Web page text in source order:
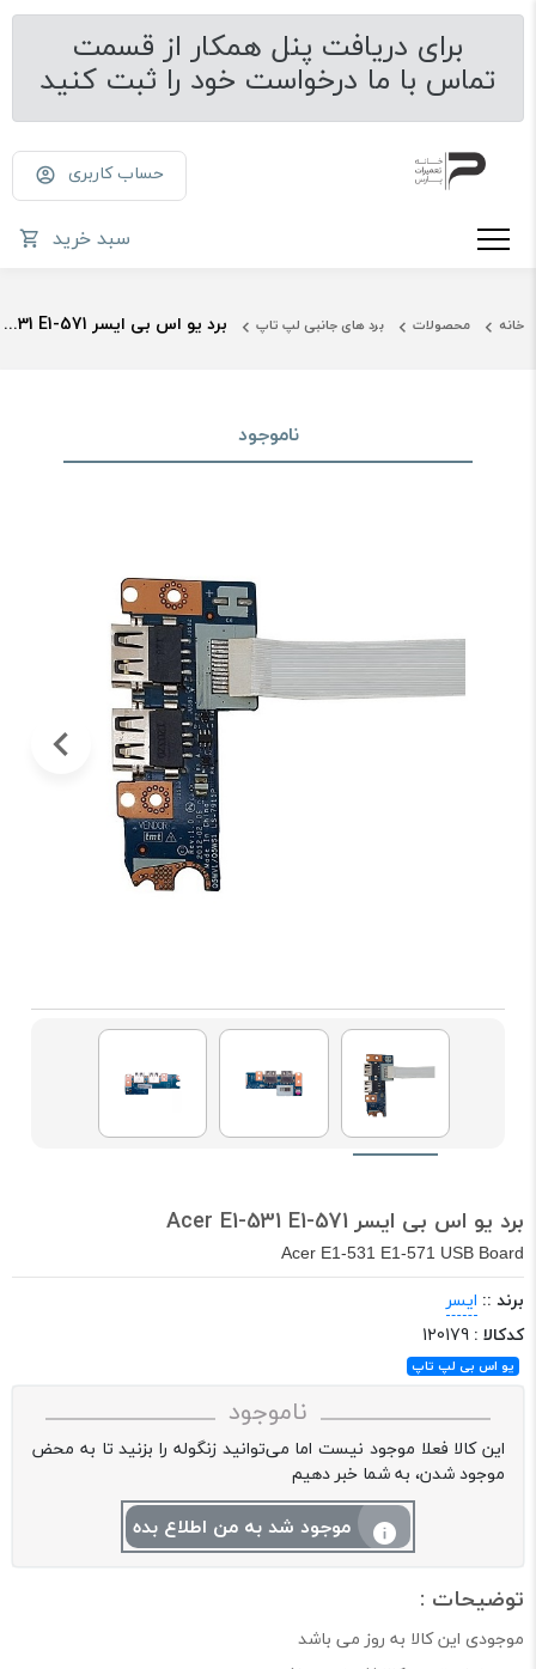
برای دریافت پنل همکار از قسمت
تماس با ما درخواست خود را ثبت کنید
حساب کاربری
سبد خرید
خانه محصولات برد های جانبی لپ تاپ برد یو اس بی ایسر Acer E1-531 E1-571
ناموجود
برد یو اس بی ایسر Acer E1-531 E1-571
Acer E1-531 E1-571 USB Board
برند :: ایسر
کدکالا : 120179
یو اس بی لپ تاپ
ناموجود
این کالا فعلا موجود نیست اما می‌توانید زنگوله را بزنید تا به محض
موجود شدن، به شما خبر دهیم
موجود شد به من اطلاع بده
توضیحات :
موجودی این کالا به روز می باشد